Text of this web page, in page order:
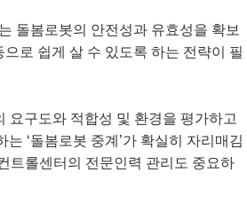
돌봄로봇의 안전성과 유효성을 확보
로 쉽게 살 수 있도록 하는 전략이 필
요구도와 적합성 및 환경을 평가하고
‘돌봄로봇 중계’가 확실히 자리매김
트롤센터의 전문인력 관리도 중요하